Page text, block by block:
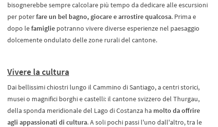
bisognerebbe sempre calcolare più tempo da dedicare alle escursioni
per poterfare un bel bagno, giocare e arrostire qualcosa. Prima e
dopo lefamiglie potranno vivere diverse esperienze nel paesaggio
dolcemente ondulato delle zone rurali del cantone.
Vivere la cultura
Dai bellissimi chiostri lungo il Cammino di Santiago, a centri storici,
musei o magnifici borghi e castelli: il cantone svizzero del Thurgau,
della sponda meridionale del Lago di Costanza ha molto da offrire
agli appassionati di cultura. A soli pochi passi l'uno dall'altro, tra le